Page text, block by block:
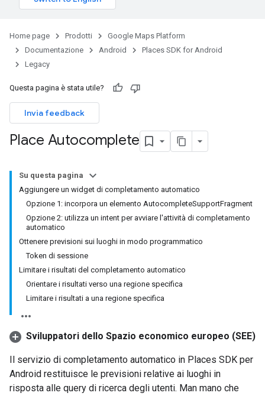
Home page Prodotti
Google Maps Platform
Documentazione
Android
Places SDK for Android
Legacy
Questa pagina è stata utile?
Invia feedback
Place Autocomplete
Su questa pagina
Aggiungere un widget di completamento automatico
Opzione 1: incorpora un elemento AutocompleteSupportFragment
Opzione 2: utilizza un intent per avviare l'attività di completamento
automatico
Ottenere previsioni sui luoghi in modo programmatico
Token di sessione
Limitare i risultati del completamento automatico
Orientare i risultati verso una regione specifica
Limitare i risultati a una regione specifica
Sviluppatori dello Spazio economico europeo (SEE)
Il servizio di completamento automatico in Places SDK per
Android restituisce le previsioni relative ai luoghi in
risposta alle query di ricerca degli utenti. Man mano che